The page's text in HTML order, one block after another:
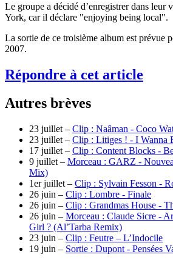
Le groupe a décidé d’enregistrer dans leur
York, car il déclare "enjoying being local".
La sortie de ce troisième album est prévue
2007.
Répondre à cet article
Autres brèves
23 juillet – Clip : Naâman - Coco
23 juillet – Clip : Litiges ! - I Wanna
17 juillet – Clip : Content Blocks -
9 juillet – Morceau : GARZ -
Mix)
1er juillet – Clip : Sylvain Fesson -
26 juin – Clip : Lombre - Finale
26 juin – Clip : Grandmas House -
26 juin – Morceau : Claude Sicre -
Girl ? (Al’Tarba Remix)
23 juin – Clip : Feutre – L’Indocile
19 juin – Sortie : Dupont - Pensées